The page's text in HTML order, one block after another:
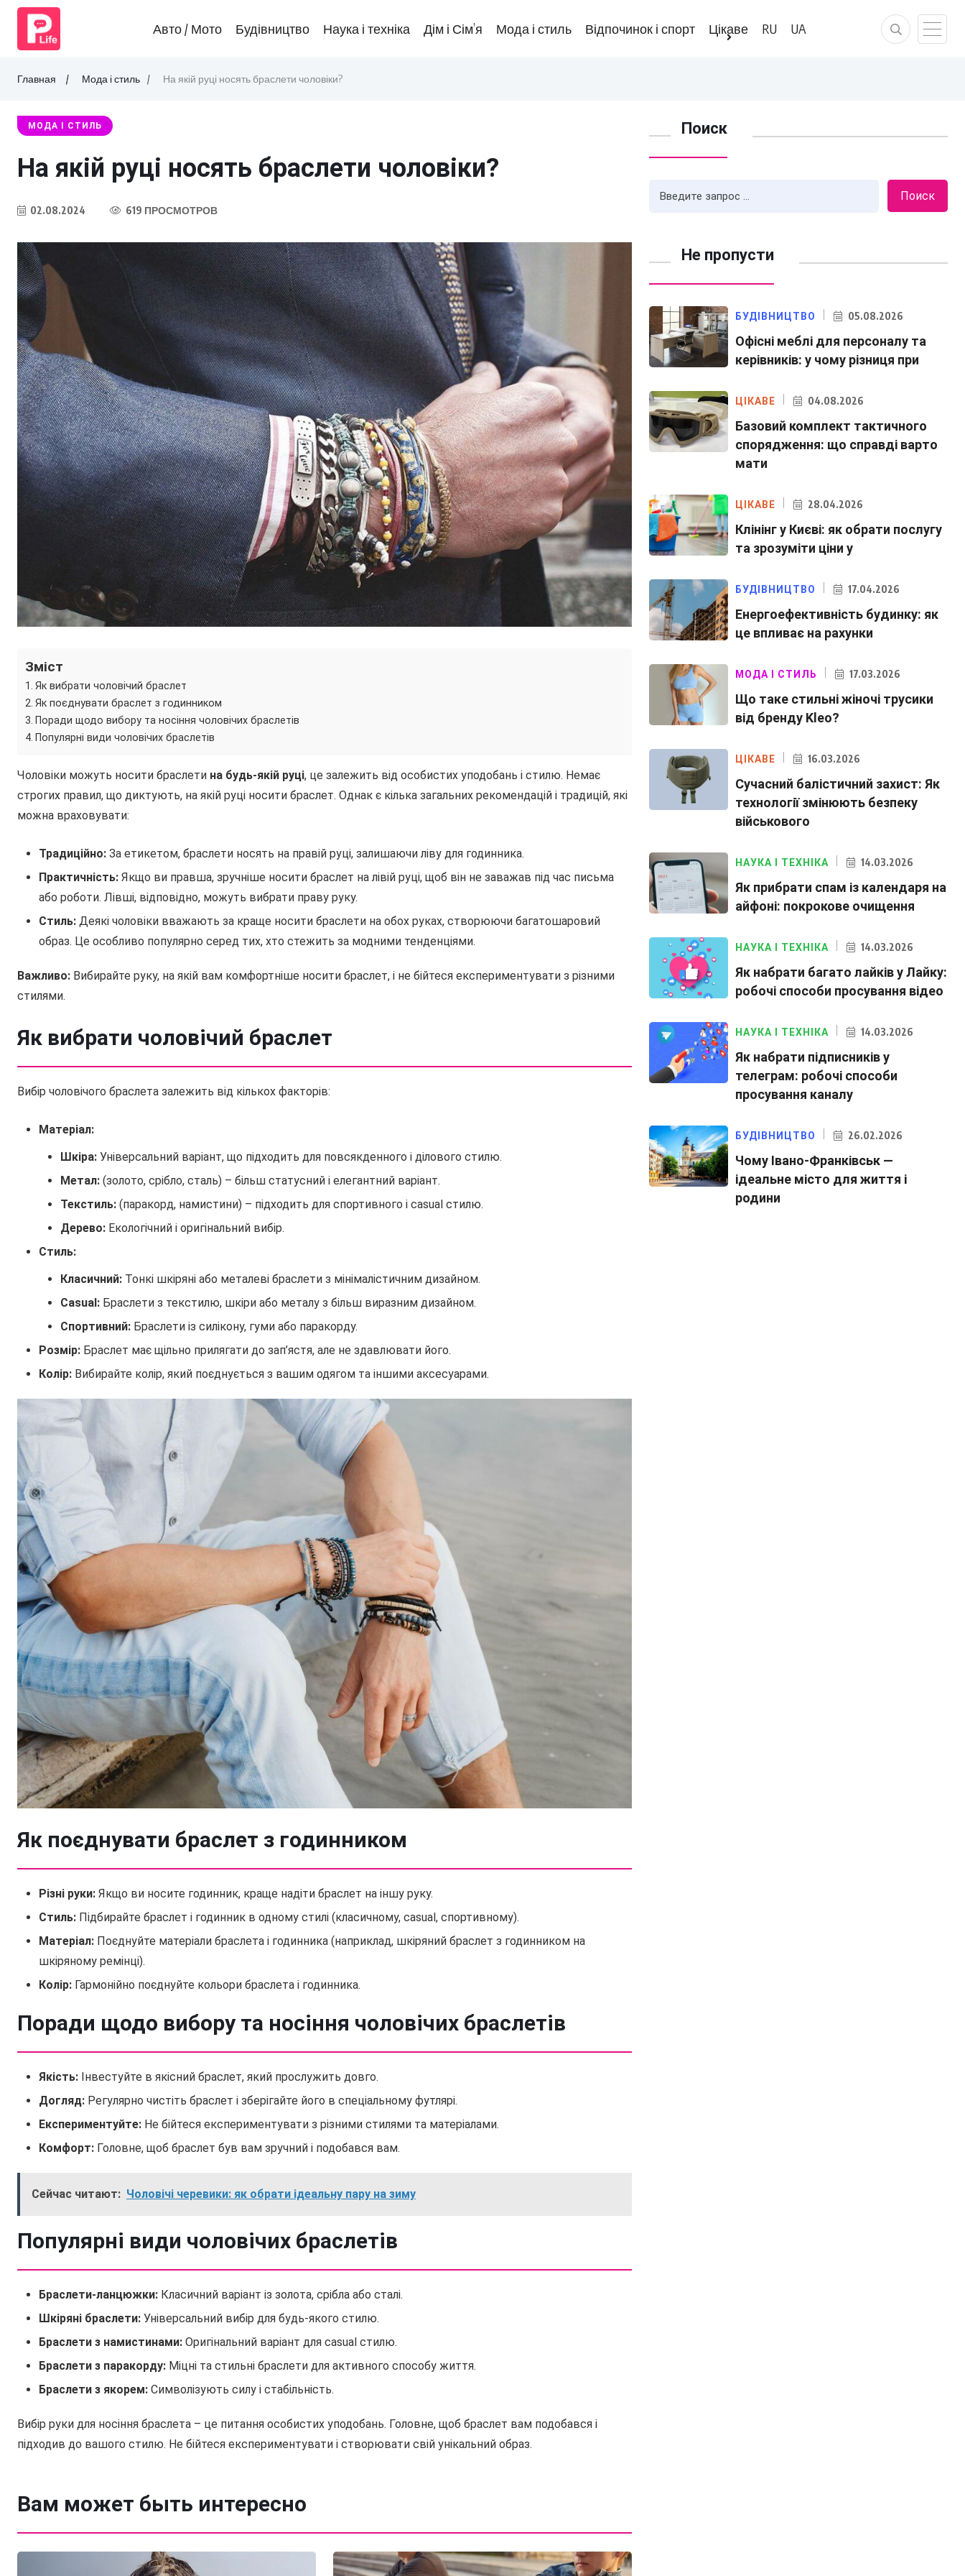
Авто / Мото Будівництво Наука і техніка Дім і Сім’я Мода і стиль Відпочинок і спорт Цікаве RU UA
Главная Мода і стиль На якій руці носять браслети чоловіки?
МОДА І СТИЛЬ
На якій руці носять браслети чоловіки?
02.08.2024 619 ПРОСМОТРОВ
Зміст
Як вибрати чоловічий браслет
Як поєднувати браслет з годинником
Поради щодо вибору та носіння чоловічих браслетів
Популярні види чоловічих браслетів
Чоловіки можуть носити браслети на будь-якій руці, це залежить від особистих уподобань і стилю. Немає
строгих правил, що диктують, на якій руці носити браслет. Однак є кілька загальних рекомендацій і традицій, які
можна враховувати:
Традиційно: За етикетом, браслети носять на правій руці, залишаючи ліву для годинника.
Практичність: Якщо ви правша, зручніше носити браслет на лівій руці, щоб він не заважав під час письма
або роботи. Лівші, відповідно, можуть вибрати праву руку.
Стиль: Деякі чоловіки вважають за краще носити браслети на обох руках, створюючи багатошаровий
образ. Це особливо популярно серед тих, хто стежить за модними тенденціями.
Важливо: Вибирайте руку, на якій вам комфортніше носити браслет, і не бійтеся експериментувати з різними
стилями.
Як вибрати чоловічий браслет
Вибір чоловічого браслета залежить від кількох факторів:
Матеріал:
Шкіра: Універсальний варіант, що підходить для повсякденного і ділового стилю.
Метал: (золото, срібло, сталь) – більш статусний і елегантний варіант.
Текстиль: (паракорд, намистини) – підходить для спортивного і casual стилю.
Дерево: Екологічний і оригінальний вибір.
Стиль:
Класичний: Тонкі шкіряні або металеві браслети з мінімалістичним дизайном.
Casual: Браслети з текстилю, шкіри або металу з більш виразним дизайном.
Спортивний: Браслети із силікону, гуми або паракорду.
Розмір: Браслет має щільно прилягати до зап’ястя, але не здавлювати його.
Колір: Вибирайте колір, який поєднується з вашим одягом та іншими аксесуарами.
Як поєднувати браслет з годинником
Різні руки: Якщо ви носите годинник, краще надіти браслет на іншу руку.
Стиль: Підбирайте браслет і годинник в одному стилі (класичному, casual, спортивному).
Матеріал: Поєднуйте матеріали браслета і годинника (наприклад, шкіряний браслет з годинником на
шкіряному ремінці).
Колір: Гармонійно поєднуйте кольори браслета і годинника.
Поради щодо вибору та носіння чоловічих браслетів
Якість: Інвестуйте в якісний браслет, який прослужить довго.
Догляд: Регулярно чистіть браслет і зберігайте його в спеціальному футлярі.
Експериментуйте: Не бійтеся експериментувати з різними стилями та матеріалами.
Комфорт: Головне, щоб браслет був вам зручний і подобався вам.
Сейчас читают: Чоловічі черевики: як обрати ідеальну пару на зиму
Популярні види чоловічих браслетів
Браслети-ланцюжки: Класичний варіант із золота, срібла або сталі.
Шкіряні браслети: Універсальний вибір для будь-якого стилю.
Браслети з намистинами: Оригінальний варіант для casual стилю.
Браслети з паракорду: Міцні та стильні браслети для активного способу життя.
Браслети з якорем: Символізують силу і стабільність.
Вибір руки для носіння браслета – це питання особистих уподобань. Головне, щоб браслет вам подобався і
підходив до вашого стилю. Не бійтеся експериментувати і створювати свій унікальний образ.
Вам может быть интересно
Поиск
Поиск
Не пропусти
БУДІВНИЦТВО 05.08.2026
Офісні меблі для персоналу та
керівників: у чому різниця при
ЦІКАВЕ 04.08.2026
Базовий комплект тактичного
спорядження: що справді варто
мати
ЦІКАВЕ 28.04.2026
Клінінг у Києві: як обрати послугу
та зрозуміти ціни у
БУДІВНИЦТВО 17.04.2026
Енергоефективність будинку: як
це впливає на рахунки
МОДА І СТИЛЬ 17.03.2026
Що таке стильні жіночі трусики
від бренду Kleo?
ЦІКАВЕ 16.03.2026
Сучасний балістичний захист: Як
технології змінюють безпеку
військового
НАУКА І ТЕХНІКА 14.03.2026
Як прибрати спам із календаря на
айфоні: покрокове очищення
НАУКА І ТЕХНІКА 14.03.2026
Як набрати багато лайків у Лайку:
робочі способи просування відео
НАУКА І ТЕХНІКА 14.03.2026
Як набрати підписників у
телеграм: робочі способи
просування каналу
БУДІВНИЦТВО 26.02.2026
Чому Івано-Франківськ —
ідеальне місто для життя і
родини